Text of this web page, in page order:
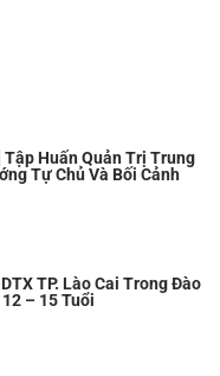
Tập Huấn Quản Trị Trung
Tự Chủ Và Bối Cảnh
TP. Lào Cai Trong Đào
– 15 Tuổi